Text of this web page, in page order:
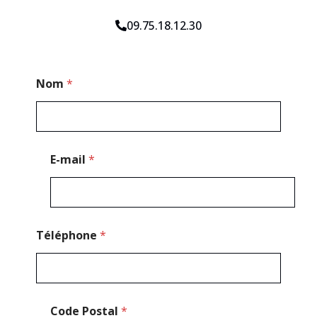
09.75.18.12.30
Nom *
E-mail *
Téléphone *
Code Postal *